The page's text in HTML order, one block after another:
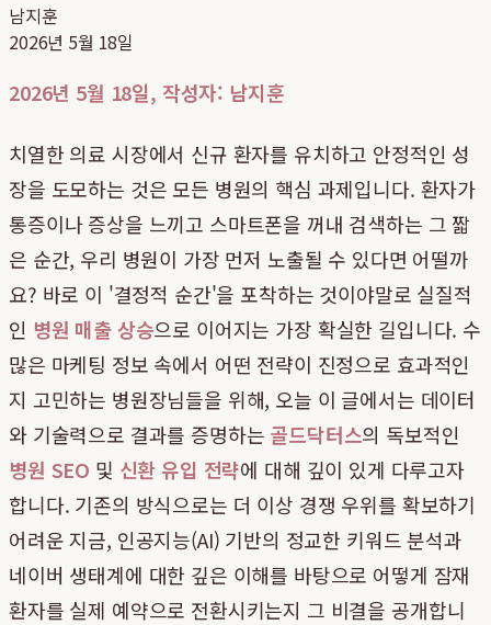
남지훈
2026년 5월 18일
2026년 5월 18일, 작성자: 남지훈
치열한 의료 시장에서 신규 환자를 유치하고 안정적인 성
장을 도모하는 것은 모든 병원의 핵심 과제입니다. 환자가
통증이나 증상을 느끼고 스마트폰을 꺼내 검색하는 그 짧
은 순간, 우리 병원이 가장 먼저 노출될 수 있다면 어떨까
요? 바로 이 '결정적 순간'을 포착하는 것이야말로 실질적
인 병원 매출 상승으로 이어지는 가장 확실한 길입니다. 수
많은 마케팅 정보 속에서 어떤 전략이 진정으로 효과적인
지 고민하는 병원장님들을 위해, 오늘 이 글에서는 데이터
와 기술력으로 결과를 증명하는 골드닥터스의 독보적인
병원 SEO 및 신환 유입 전략에 대해 깊이 있게 다루고자
합니다. 기존의 방식으로는 더 이상 경쟁 우위를 확보하기
어려운 지금, 인공지능(AI) 기반의 정교한 키워드 분석과
네이버 생태계에 대한 깊은 이해를 바탕으로 어떻게 잠재
환자를 실제 예약으로 전환시키는지 그 비결을 공개합니